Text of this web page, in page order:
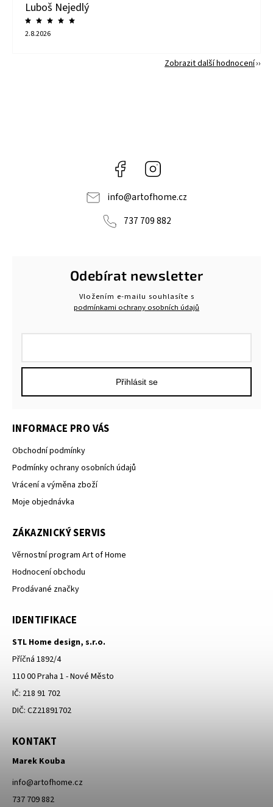
Luboš Nejedlý
2.8.2026
Zobrazit další hodnocení
Facebook
info@artofhome.cz
737 709 882
Odebírat newsletter
Vložením e-mailu souhlasíte s
podmínkami ochrany osobních údajů
Přihlásit se
INFORMACE PRO VÁS
Obchodní podmínky
Podmínky ochrany osobních údajů
Vrácení a výměna zboží
Moje objednávka
ZÁKAZNICKÝ SERVIS
Věrnostní program Art of Home
Hodnocení obchodu
Prodávané značky
IDENTIFIKACE
STL Home design, s.r.o.
Příčná 1892/4
110 00 Praha 1 - Nové Město
IČ: 218 91 702
DIČ: CZ21891702
KONTAKT
Marek Kouba
info@artofhome.cz
737 709 882